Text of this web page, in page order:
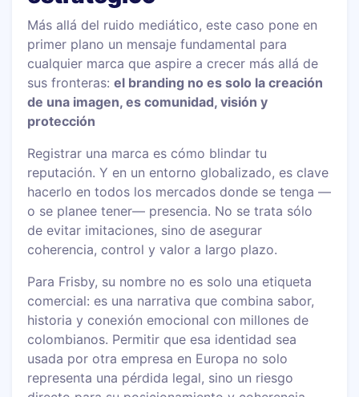
Más allá del ruido mediático, este caso pone en
primer plano un mensaje fundamental para
cualquier marca que aspire a crecer más allá de
sus fronteras:el branding no es solo la creación
de una imagen, es comunidad, visión y
protección
Registrar una marca es cómo blindar tu
reputación. Y en un entorno globalizado, es clave
hacerlo en todos los mercados donde se tenga —
o se planee tener— presencia. No se trata sólo
de evitar imitaciones, sino de asegurar
coherencia, control y valor a largo plazo.
Para Frisby, su nombre no es solo una etiqueta
comercial: es una narrativa que combina sabor,
historia y conexión emocional con millones de
colombianos. Permitir que esa identidad sea
usada por otra empresa en Europa no solo
representa una pérdida legal, sino un riesgo